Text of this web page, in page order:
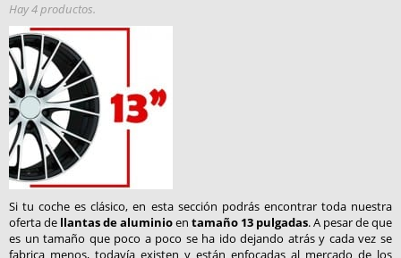
Hay 4 productos.
Si tu coche es clásico, en esta sección podrás encontrar toda nuestra
oferta de llantas de aluminioen tamaño 13 pulgadas.A pesar de que
es un tamaño que poco a poco se ha ido dejando atrás y cada vez se
fabrica menos, todavía existen y están enfocadas al mercado de los